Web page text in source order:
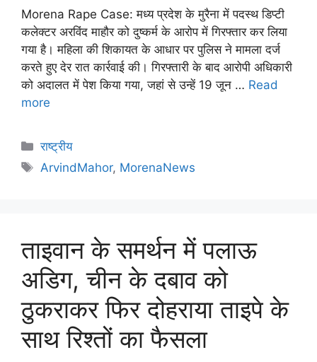
Morena Rape Case: मध्य प्रदेश के मुरैना में पदस्थ डिप्टी
कलेक्टर अरविंद माहौर को दुष्कर्म के आरोप में गिरफ्तार कर लिया
गया है। महिला की शिकायत के आधार पर पुलिस ने मामला दर्ज
करते हुए देर रात कार्रवाई की। गिरफ्तारी के बाद आरोपी अधिकारी
को अदालत में पेश किया गया, जहां से उन्हें 19 जून … Read
more
राष्ट्रीय
ArvindMahor, MorenaNews
ताइवान के समर्थन में पलाऊ
अडिग, चीन के दबाव को
ठुकराकर फिर दोहराया ताइपे के
साथ रिश्तों का फैसला